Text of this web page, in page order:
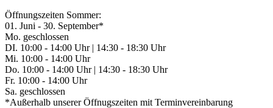
Öffnungszeiten Sommer:
01. Juni - 30. September*
Mo. geschlossen
DI. 10:00 - 14:00 Uhr | 14:30 - 18:30 Uhr
Mi. 10:00 - 14:00 Uhr
Do. 10:00 - 14:00 Uhr | 14:30 - 18:30 Uhr
Fr. 10:00 - 14:00 Uhr
Sa. geschlossen
*Außerhalb unserer Öffnugszeiten mit Terminvereinbarung